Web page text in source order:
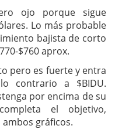
ojo porque sigue
Lo más probable
bajista de corto
$760 aprox.
pero es fuerte y entra
contrario a $BIDU.
por encima de su
el objetivo,
gráficos.